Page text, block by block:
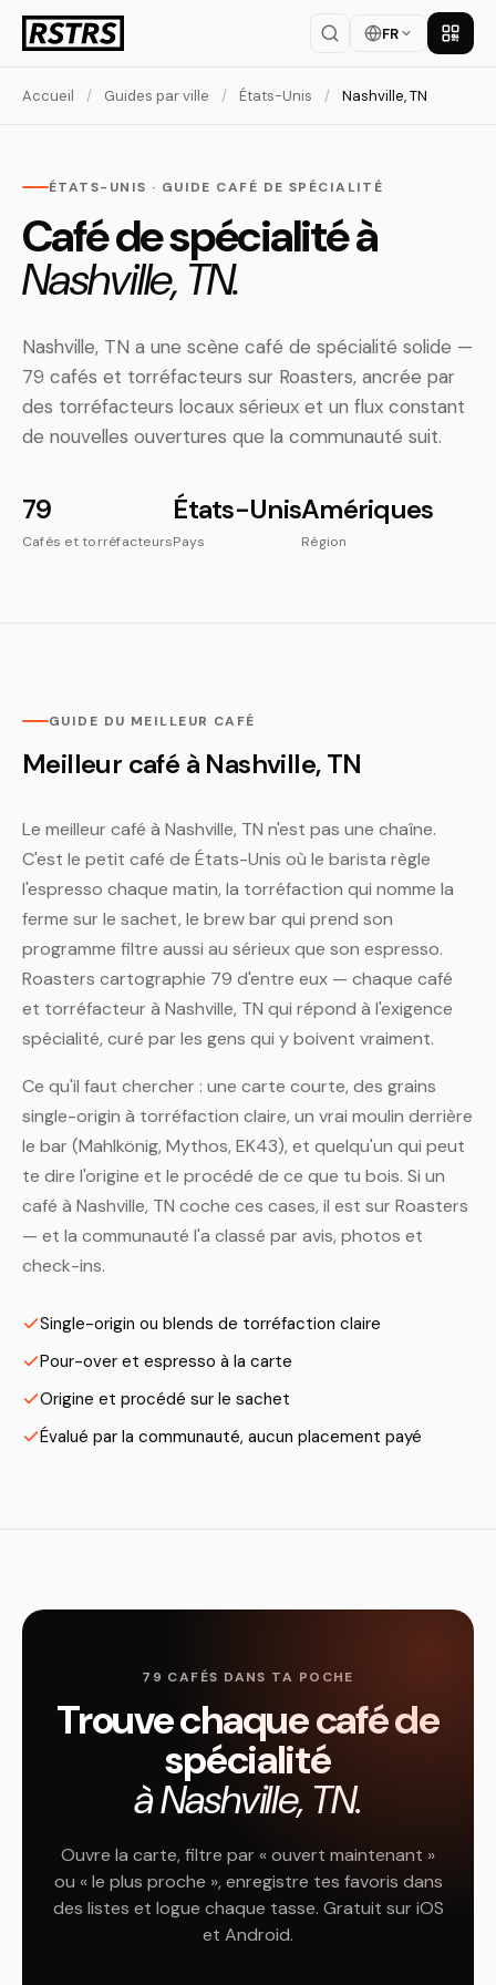
FR
Accueil / Guides par ville / États-Unis / Nashville, TN
ÉTATS-UNIS · GUIDE CAFÉ DE SPÉCIALITÉ
Café de spécialité à
Nashville, TN.
Nashville, TN a une scène café de spécialité solide —
79 cafés et torréfacteurs sur Roasters, ancrée par
des torréfacteurs locaux sérieux et un flux constant
de nouvelles ouvertures que la communauté suit.
79
Cafés et torréfacteurs
États-Unis
Pays
Amériques
Région
GUIDE DU MEILLEUR CAFÉ
Meilleur café à Nashville, TN
Le meilleur café à Nashville, TN n'est pas une chaîne.
C'est le petit café de États-Unis où le barista règle
l'espresso chaque matin, la torréfaction qui nomme la
ferme sur le sachet, le brew bar qui prend son
programme filtre aussi au sérieux que son espresso.
Roasters cartographie 79 d'entre eux — chaque café
et torréfacteur à Nashville, TN qui répond à l'exigence
spécialité, curé par les gens qui y boivent vraiment.
Ce qu'il faut chercher : une carte courte, des grains
single-origin à torréfaction claire, un vrai moulin derrière
le bar (Mahlkönig, Mythos, EK43), et quelqu'un qui peut
te dire l'origine et le procédé de ce que tu bois. Si un
café à Nashville, TN coche ces cases, il est sur Roasters
— et la communauté l'a classé par avis, photos et
check-ins.
Single-origin ou blends de torréfaction claire
Pour-over et espresso à la carte
Origine et procédé sur le sachet
Évalué par la communauté, aucun placement payé
79 CAFÉS DANS TA POCHE
Trouve chaque café de
spécialité
à Nashville, TN.
Ouvre la carte, filtre par « ouvert maintenant »
ou « le plus proche », enregistre tes favoris dans
des listes et logue chaque tasse. Gratuit sur iOS
et Android.